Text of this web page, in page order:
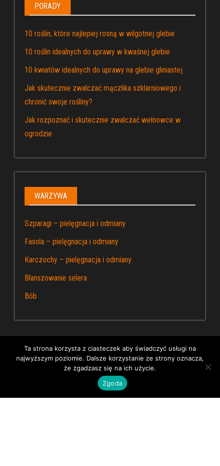
PORADY
10 roślin, które najlepiej rosną w wilgotnej glebie
10 roślin idealnych do uprawy w kwaśnej glebie
10 kwiatów idealnych do uprawy na glebie gliniastej
Jak skutecznie zwalczać mączlika szklarniowego i
chronić swoje rośliny?
Jak rozpoznać i skutecznie zwalczać wełnowce w
ogrodzie
WARZYWA
Szparagi – pielęgnacja i odmiany
Fasola – pielęgnacja i odmiany
Karczochy – pielęgnacja i odmiany
Blanszowanie selera
Bób
Dumnie wspierane przez WordPress|Kapusta – blog
ogrodniczy
Ta strona korzysta z ciasteczek aby świadczyć usługi na
najwyższym poziomie. Dalsze korzystanie ze strony oznacza,
że zgadzasz się na ich użycie.
Zgoda